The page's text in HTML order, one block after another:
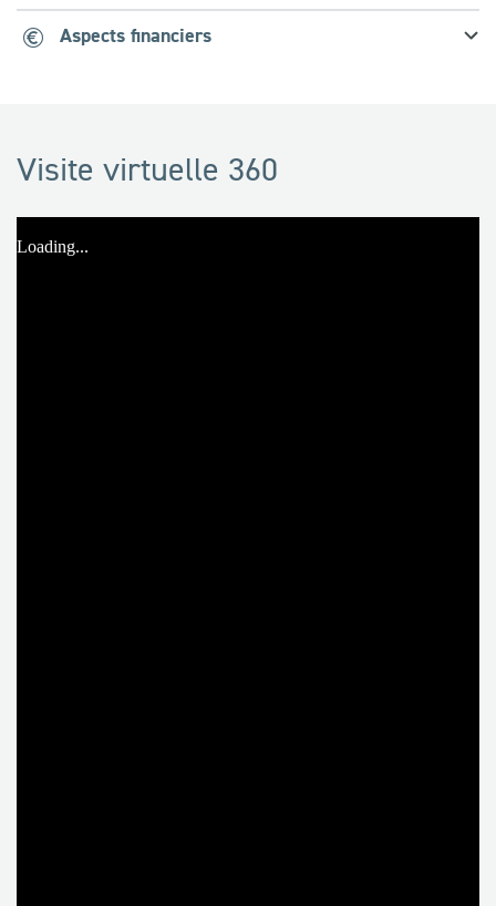
Aspects financiers
Visite virtuelle 360